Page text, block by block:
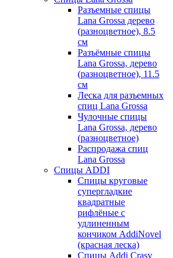
Разъемные спицы
Lana Grossa дерево
(разноцветное), 8.5
см
Разъёмные спицы
Lana Grossa, дерево
(разноцветное), 11.5
см
Леска для разъемных
спиц Lana Grossa
Чулочные спицы
Lana Grossa, дерево
(разноцветное)
Распродажа спиц
Lana Grossa
Спицы ADDI
Спицы круговые
супергладкие
квадратные
рифлёные с
удлиненным
кончиком AddiNovel
(красная леска)
Спицы Addi Crasy